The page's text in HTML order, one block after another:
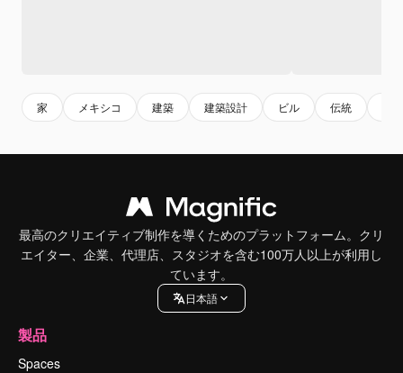
家 メキシコ 建築 建築設計 ビル 伝統
最高のクリエイティブ制作を導くためのプラットフォーム。クリ
エイター、企業、代理店、スタジオを含む100万人以上が利用し
ています。
日本語
製品
Spaces